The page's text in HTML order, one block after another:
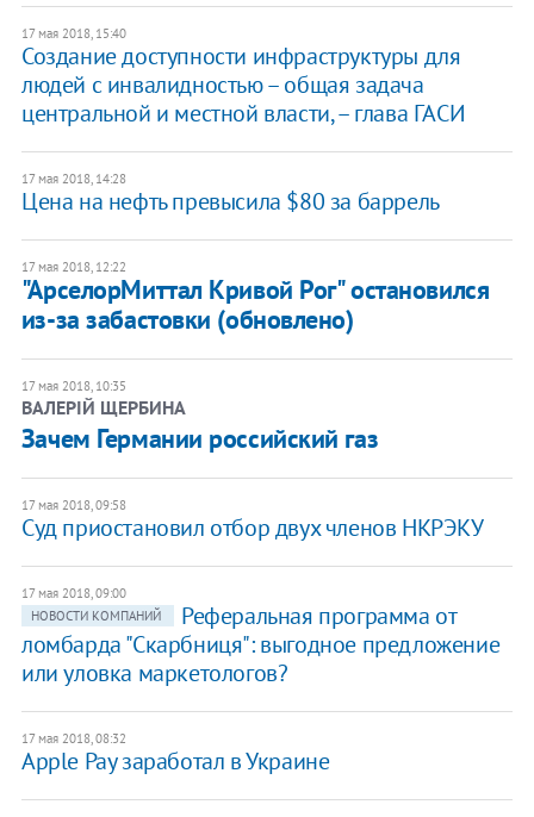
17 мая 2018, 15:40
Создание доступности инфраструктуры для
людей с инвалидностью – общая задача
центральной и местной власти, – глава ГАСИ
17 мая 2018, 14:28
Цена на нефть превысила $80 за баррель
17 мая 2018, 12:22
"АрселорМиттал Кривой Рог" остановился
из-за забастовки (обновлено)
17 мая 2018, 10:35
ВАЛЕРІЙ ЩЕРБИНА
Зачем Германии российский газ
17 мая 2018, 09:58
Суд приостановил отбор двух членов НКРЭКУ
17 мая 2018, 09:00
НОВОСТИ КОМПАНИЙ
Реферальная программа от
ломбарда "Скарбниця": выгодное предложение
или уловка маркетологов?
17 мая 2018, 08:32
Apple Pay заработал в Украине